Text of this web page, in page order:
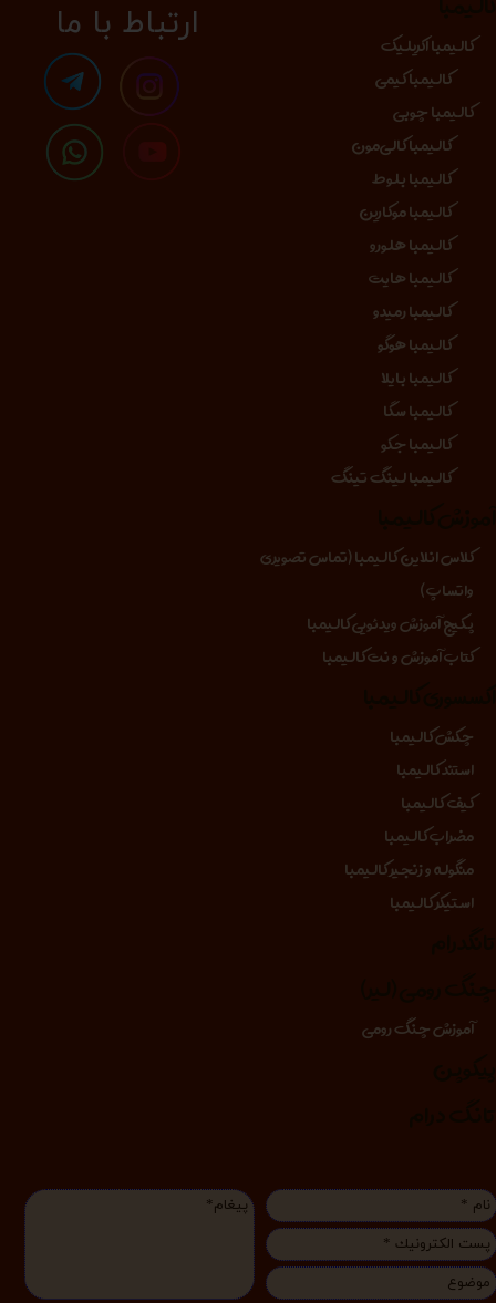
​​​ارتباط با ما
کالیمبا اکریلیک
کالیمبا کیمی
کالیمبا چوبی
کالیمبا کالی‌مون
کالیمبا بلوط
کالیمبا موکارین
کالیمبا هلورو
کالیمبا هایت
کالیمبا رمیدو
کالیمبا هوگو
کالیمبا بایلا
کالیمبا سگا
کالیمبا جکو
کالیمبا لینگ تینگ
کلاس انلاین کالیمبا (تماس تصویری
واتساپ)
پکیج آموزش ویدئویی کالیمبا
کتاب آموزش و نت کالیمبا
چکش کالیمبا
استند کالیمبا
کیف کالیمبا
مضراب کالیمبا
منگوله و زنجیر کالیمبا
استیکر کالیمبا
آموزش چنگ رومی